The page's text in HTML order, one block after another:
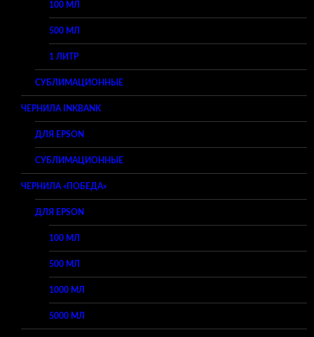
100 МЛ
500 МЛ
1 ЛИТР
СУБЛИМАЦИОННЫЕ
ЧЕРНИЛА INKBANK
ДЛЯ EPSON
СУБЛИМАЦИОННЫЕ
ЧЕРНИЛА «ПОБЕДА»
ДЛЯ EPSON
100 МЛ
500 МЛ
1000 МЛ
5000 МЛ